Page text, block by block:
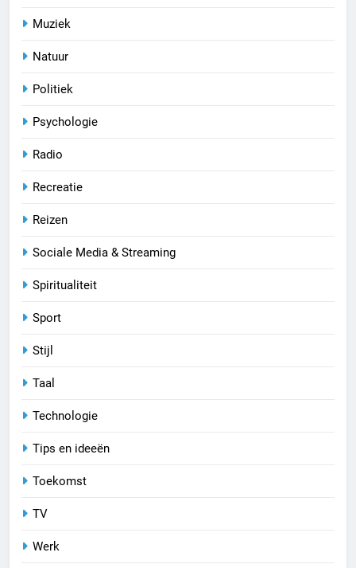
Muziek
Natuur
Politiek
Psychologie
Radio
Recreatie
Reizen
Sociale Media & Streaming
Spiritualiteit
Sport
Stijl
Taal
Technologie
Tips en ideeën
Toekomst
TV
Werk